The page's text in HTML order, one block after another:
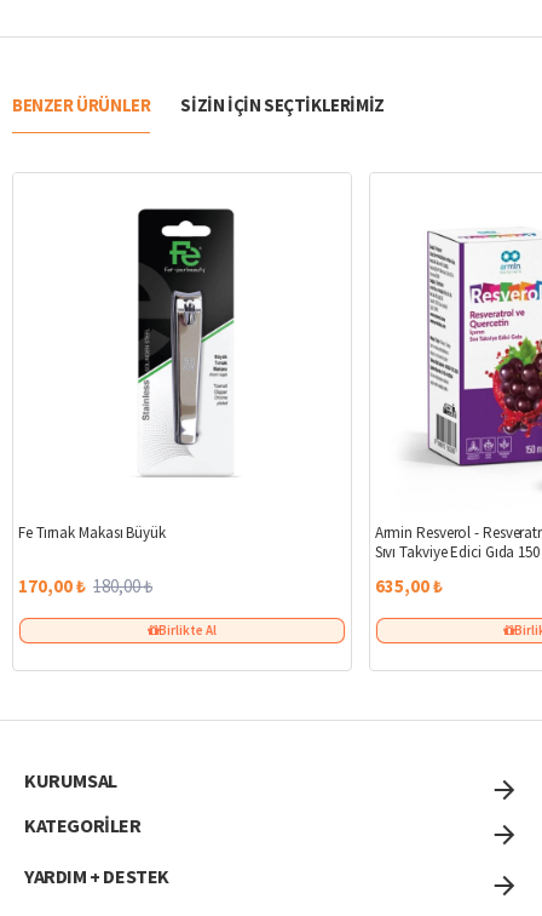
BENZER ÜRÜNLER SIZIN IÇIN SEÇTIKLERIMIZ
Fe Tırnak Makası Büyük
170,00 ₺ 180,00 ₺
Birlikte Al
Armin Resverol -
Sıvı Takviye Edici Gıda
635,00 ₺
KURUMSAL
KATEGORİLER
YARDIM + DESTEK